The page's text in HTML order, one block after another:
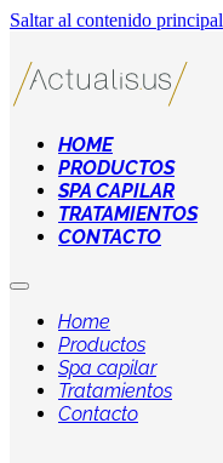
Saltar al contenido principal
HOME
PRODUCTOS
SPA CAPILAR
TRATAMIENTOS
CONTACTO
Home
Productos
Spa capilar
Tratamientos
Contacto